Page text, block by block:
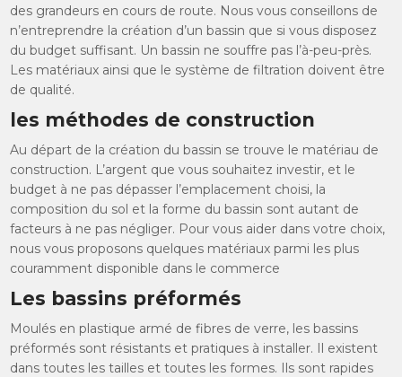
des grandeurs en cours de route. Nous vous conseillons de
n’entreprendre la création d’un bassin que si vous disposez
du budget suffisant. Un bassin ne souffre pas l’à-peu-près.
Les matériaux ainsi que le système de filtration doivent être
de qualité.
les méthodes de construction
Au départ de la création du bassin se trouve le matériau de
construction. L’argent que vous souhaitez investir, et le
budget à ne pas dépasser l’emplacement choisi, la
composition du sol et la forme du bassin sont autant de
facteurs à ne pas négliger. Pour vous aider dans votre choix,
nous vous proposons quelques matériaux parmi les plus
couramment disponible dans le commerce
Les bassins préformés
Moulés en plastique armé de fibres de verre, les bassins
préformés sont résistants et pratiques à installer. Il existent
dans toutes les tailles et toutes les formes. Ils sont rapides